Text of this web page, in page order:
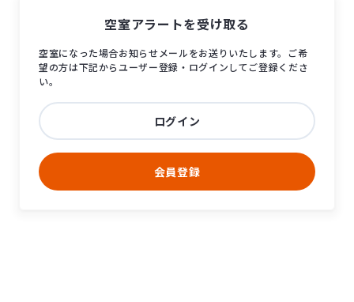
空室アラートを受け取る
空室になった場合お知らせメールをお送りいたします。ご希
望の方は下記からユーザー登録・ログインしてご登録くださ
い。
ログイン
会員登録